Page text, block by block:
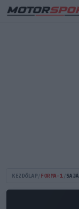
KEZDŐLAP FORMA-1